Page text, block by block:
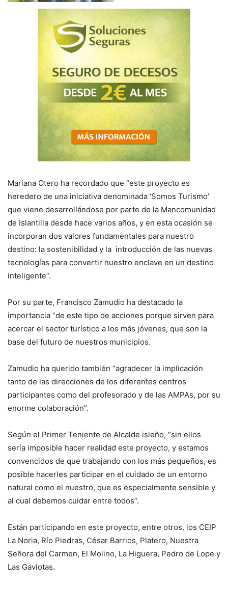
Mariana Otero ha recordado que “este proyecto es
heredero de una iniciativa denominada ‘Somos Turismo’
que viene desarrollándose por parte de la Mancomunidad
de Islantilla desde hace varios años, y en esta ocasión se
incorporan dos valores fundamentales para nuestro
destino: la sostenibilidad y la introducción de las nuevas
tecnologías para convertir nuestro enclave en un destino
inteligente”.
Por su parte, Francisco Zamudio ha destacado la
importancia “de este tipo de acciones porque sirven para
acercar el sector turístico a los más jóvenes, que son la
base del futuro de nuestros municipios.
Zamudio ha querido también “agradecer la implicación
tanto de las direcciones de los diferentes centros
participantes como del profesorado y de las AMPAs, por su
enorme colaboración”.
Según el Primer Teniente de Alcalde isleño, “sin ellos
sería imposible hacer realidad este proyecto, y estamos
convencidos de que trabajando con los más pequeños, es
posible hacerles participar en el cuidado de un entorno
natural como el nuestro, que es especialmente sensible y
al cual debemos cuidar entre todos”.
Están participando en este proyecto, entre otros, los CEIP
La Noria, Río Piedras, César Barrios, Platero, Nuestra
Señora del Carmen, El Molino, La Higuera, Pedro de Lope y
Las Gaviotas.